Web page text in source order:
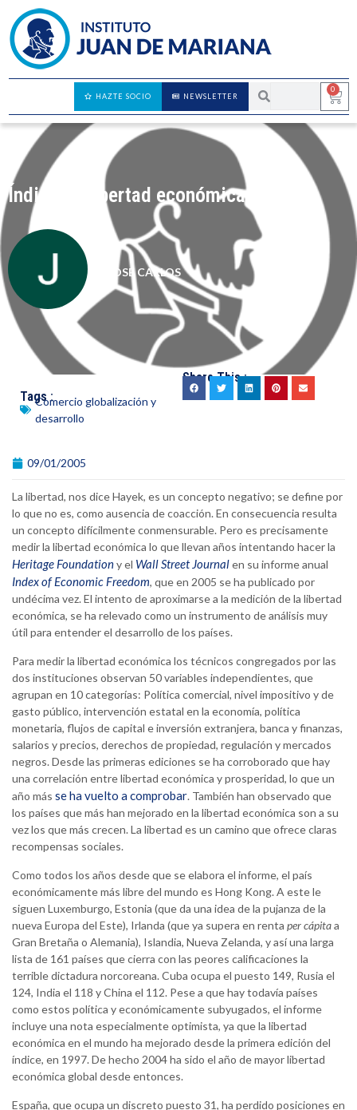
0
NEWSLETTER
HAZTE SOCIO
Índice de libertad económica
JOSÉ CARLOS
Tags :
Comercio globalización y
desarrollo
Share This :
09/01/2005
La libertad, nos dice Hayek, es un concepto negativo; se define por
lo que no es, como ausencia de coacción. En consecuencia resulta
un concepto difícilmente conmensurable. Pero es precisamente
medir la libertad económica lo que llevan años intentando hacer la
Heritage Foundationy el Wall Street Journalen su informe anual
Index of Economic Freedom, que en 2005 se ha publicado por
undécima vez. El intento de aproximarse a la medición de la libertad
económica, se ha relevado como un instrumento de análisis muy
útil para entender el desarrollo de los países.
Para medir la libertad económica los técnicos congregados por las
dos instituciones observan 50 variables independientes, que
agrupan en 10 categorías: Política comercial, nivel impositivo y de
gasto público, intervención estatal en la economía, política
monetaria, flujos de capital e inversión extranjera, banca y finanzas,
salarios y precios, derechos de propiedad, regulación y mercados
negros. Desde las primeras ediciones se ha corroborado que hay
una correlación entre libertad económica y prosperidad, lo que un
año más se ha vuelto a comprobar. También han observado que
los países que más han mejorado en la libertad económica son a su
vez los que más crecen. La libertad es un camino que ofrece claras
recompensas sociales.
Como todos los años desde que se elabora el informe, el país
económicamente más libre del mundo es Hong Kong. A este le
siguen Luxemburgo, Estonia (que da una idea de la pujanza de la
nueva Europa del Este), Irlanda (que ya supera en renta per cápitaa
Gran Bretaña o Alemania), Islandia, Nueva Zelanda, y así una larga
lista de 161 países que cierra con las peores calificaciones la
terrible dictadura norcoreana. Cuba ocupa el puesto 149, Rusia el
124, India el 118 y China el 112. Pese a que hay todavía países
como estos política y económicamente subyugados, el informe
incluye una nota especialmente optimista, ya que la libertad
económica en el mundo ha mejorado desde la primera edición del
índice, en 1997. De hecho 2004 ha sido el año de mayor libertad
económica global desde entonces.
España, que ocupa un discreto puesto 31, ha perdido posiciones en